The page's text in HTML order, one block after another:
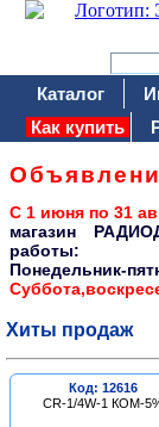
Каталог
Как купить
С 1 июня по 31
магазин
работы:
Понедельник-
Хиты продаж
Код: 12616
CR-1/4W-1 КОМ-